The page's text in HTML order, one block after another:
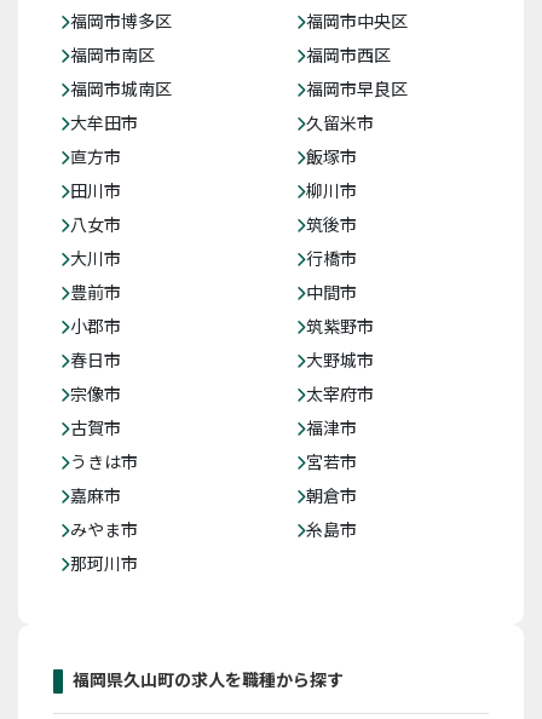
福岡市博多区
福岡市中央区
福岡市南区
福岡市西区
福岡市城南区
福岡市早良区
大牟田市
久留米市
直方市
飯塚市
田川市
柳川市
八女市
筑後市
大川市
行橋市
豊前市
中間市
小郡市
筑紫野市
春日市
大野城市
宗像市
太宰府市
古賀市
福津市
うきは市
宮若市
嘉麻市
朝倉市
みやま市
糸島市
那珂川市
福岡県久山町の求人を職種から探す